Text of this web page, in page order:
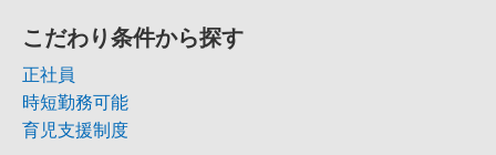
こだわり条件から探す
正社員
時短勤務可能
育児支援制度